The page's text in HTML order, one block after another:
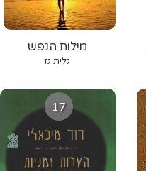
מילות הנפש
גלית גז
17